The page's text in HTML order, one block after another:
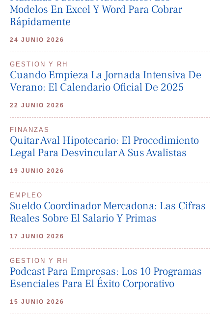
Modelos En Excel Y Word Para Cobrar
Rápidamente
24 JUNIO 2026
GESTION Y RH
Cuando Empieza La Jornada Intensiva De
Verano: El Calendario Oficial De 2025
22 JUNIO 2026
FINANZAS
Quitar Aval Hipotecario: El Procedimiento
Legal Para Desvincular A Sus Avalistas
19 JUNIO 2026
EMPLEO
Sueldo Coordinador Mercadona: Las Cifras
Reales Sobre El Salario Y Primas
17 JUNIO 2026
GESTION Y RH
Podcast Para Empresas: Los 10 Programas
Esenciales Para El Éxito Corporativo
15 JUNIO 2026